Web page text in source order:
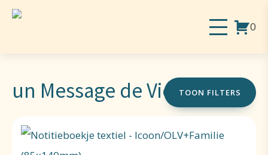
0
un Message de Vie TOON FILTERS